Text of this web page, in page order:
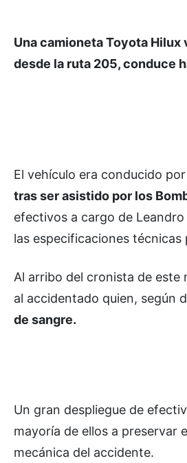
Una camioneta Toyota Hilux
desde la ruta 205, conduce
El vehículo era conducido
tras ser asistido por los
efectivos a cargo de
las especificaciones
Al arribo del cronista de este
al accidentado quien, según
de sangre.
Un gran despliegue de
mayoría de ellos a preservar
mecánica del accidente.